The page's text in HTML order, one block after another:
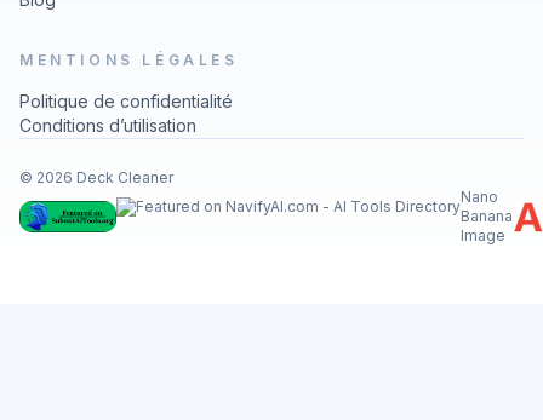
MENTIONS LÉGALES
Politique de confidentialité
Conditions d’utilisation
© 2026 Deck Cleaner
Nano
Banana
Image